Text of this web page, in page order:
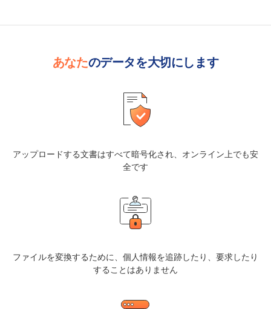
あなたのデータを大切にします
アップロードする文書はすべて暗号化され、オンライン上でも安
全です
ファイルを変換するために、個人情報を追跡したり、要求したり
することはありません